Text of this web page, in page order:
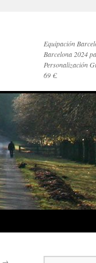
Equipación
Barcelona 2024
Personalización
69 €.
→